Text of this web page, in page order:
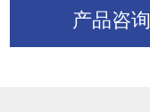
产品咨询